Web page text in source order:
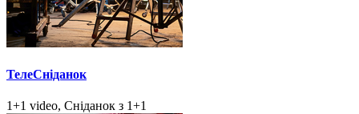
ТелеСніданок
1+1 video, Сніданок з 1+1